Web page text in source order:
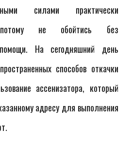
силами практически
не обойтись без
помощи. На сегодняшний день
способов откачки
ассенизатора, который
адресу для выполнения